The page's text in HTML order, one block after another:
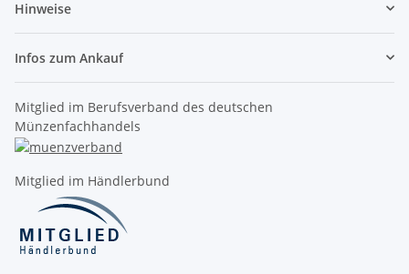
Hinweise
Infos zum Ankauf
Mitglied im Berufsverband des deutschen
Münzenfachhandels
Mitglied im Händlerbund